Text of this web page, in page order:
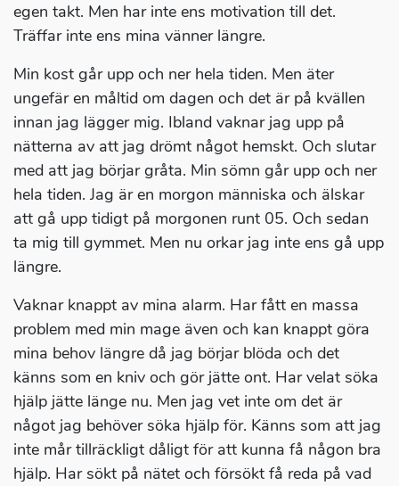
egen takt. Men har inte ens motivation till det.
Träffar inte ens mina vänner längre.
Min kost går upp och ner hela tiden. Men äter
ungefär en måltid om dagen och det är på kvällen
innan jag lägger mig. Ibland vaknar jag upp på
nätterna av att jag drömt något hemskt. Och slutar
med att jag börjar gråta. Min sömn går upp och ner
hela tiden. Jag är en morgon människa och älskar
att gå upp tidigt på morgonen runt 05. Och sedan
ta mig till gymmet. Men nu orkar jag inte ens gå upp
längre.
Vaknar knappt av mina alarm. Har fått en massa
problem med min mage även och kan knappt göra
mina behov längre då jag börjar blöda och det
känns som en kniv och gör jätte ont. Har velat söka
hjälp jätte länge nu. Men jag vet inte om det är
något jag behöver söka hjälp för. Känns som att jag
inte mår tillräckligt dåligt för att kunna få någon bra
hjälp. Har sökt på nätet och försökt få reda på vad